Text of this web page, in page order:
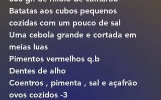
Batatas aos cubos pequenos
cozidas com um pouco de sal
Uma cebola grande e cortada em
meias luas
Pimentos vermelhos q.b
Dentes de alho
Coentros , pimenta , sal e açafrão
ovos cozidos -3